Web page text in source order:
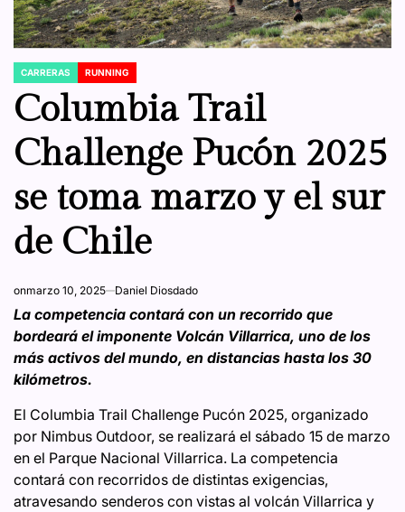
POSTED
CARRERAS RUNNING
Columbia Trail
Challenge Pucón 2025
se toma marzo y el sur
de Chile
onmarzo 10, 2025 Daniel Diosdado
La competencia contará con un recorrido que
bordeará el imponente Volcán Villarrica, uno de los
más activos del mundo, en distancias hasta los 30
kilómetros.
El Columbia Trail Challenge Pucón 2025, organizado
por Nimbus Outdoor, se realizará el sábado 15 de marzo
en el Parque Nacional Villarrica. La competencia
contará con recorridos de distintas exigencias,
atravesando senderos con vistas al volcán Villarrica y